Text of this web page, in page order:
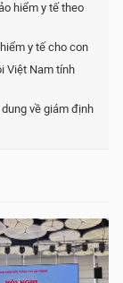
hiểm y tế theo
y tế cho con
Việt Nam tính
về giám định